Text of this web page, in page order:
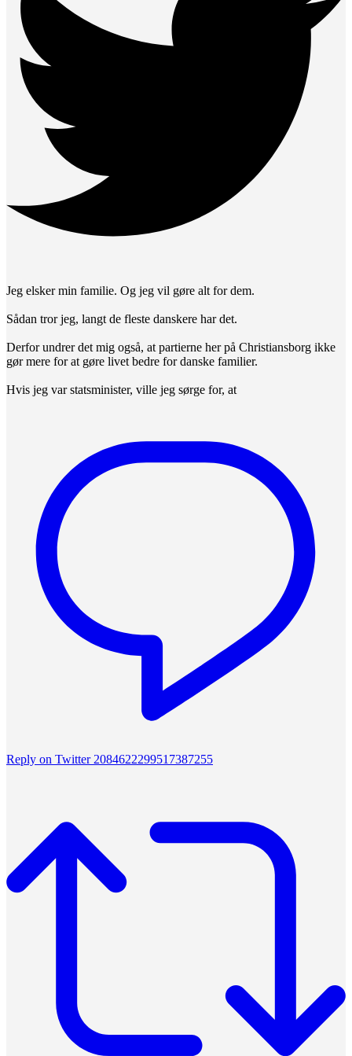
Jeg elsker min familie. Og jeg vil gøre alt for dem.
Sådan tror jeg, langt de fleste danskere har det.
Derfor undrer det mig også, at partierne her på Christiansborg ikke
gør mere for at gøre livet bedre for danske familier.
Hvis jeg var statsminister, ville jeg sørge for, at
Reply on Twitter 2084622299517387255